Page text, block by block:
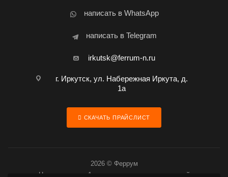
написать в WhatsApp
написать в Telegram
irkutsk@ferrum-n.ru
г. Иркутск, ул. Набережная Иркута, д.
1а
СКАЧАТЬ ПРАЙСЛИСТ
2026 © Феррум
Цена товара за 1 шт. является предварительной